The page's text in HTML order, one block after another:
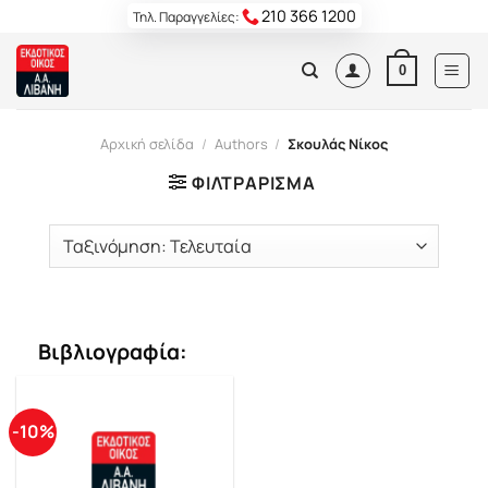
content
Τηλ. Παραγγελίες: 210 366 1200
0
Αρχική σελίδα / Authors / Σκουλάς Νίκος
ΦΙΛΤΡΆΡΙΣΜΑ
Βιβλιογραφία:
-10%